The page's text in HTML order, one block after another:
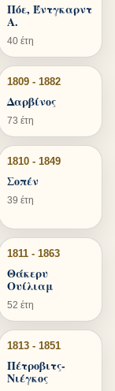
Πόε, Έντγκαρντ
Α.
40 έτη
1809 - 1882
Δαρβίνος
73 έτη
1810 - 1849
Σοπέν
39 έτη
1811 - 1863
Θάκερυ
Ουίλιαμ
52 έτη
1813 - 1851
Πέτροβιτς-
Νιέγκος